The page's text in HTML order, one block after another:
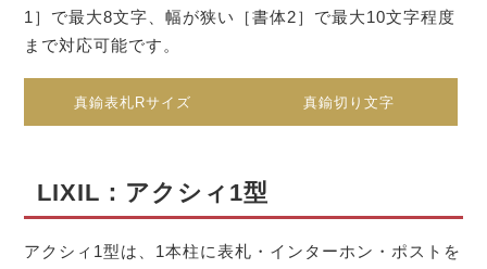
1］で最大8文字、幅が狭い［書体2］で最大10文字程度
まで対応可能です。
真鍮表札Rサイズ 真鍮切り文字
LIXIL：アクシィ1型
アクシィ1型は、1本柱に表札・インターホン・ポストを